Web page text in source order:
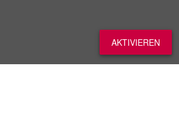
AKTIVIEREN